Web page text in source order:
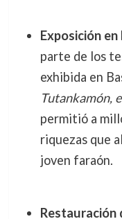
Exposición en
parte de los
exhibida en
Tutankamón,
permitió a
riquezas que
joven faraón.
Restauración